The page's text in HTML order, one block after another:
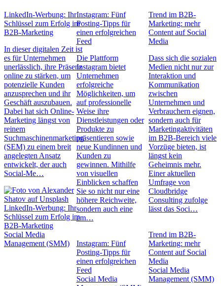
LinkedIn-Werbung: Ihr
Schlüssel zum Erfolg im
B2B-Marketing
In dieser digitalen Zeit ist
es für Unternehmen
unerlässlich, ihre Präsenz
online zu stärken, um
potenzielle Kunden
anzusprechen und ihr
Geschäft auszubauen.
Dabei hat sich Online-
Marketing längst von
reinem
Suchmaschinenmarketing
(SEM) zu einem breit
angelegten Ansatz
entwickelt, der auch
Social-Me…
LinkedIn-Werbung: Ihr
Schlüssel zum Erfolg im
B2B-Marketing
Social Media
Management (SMM)
Instagram: Fünf
Posting-Tipps für
einen erfolgreichen
Feed
Die Plattform
Instagram bietet
Unternehmen
erfolgreiche
Möglichkeiten, um
auf professionelle
Weise ihre
Dienstleistungen oder
Produkte zu
präsentieren sowie
neue Kundinnen und
Kunden zu
gewinnen. Mithilfe
von visuellen
Einblicken schaffen
Sie so nicht nur eine
höhere Reichweite,
sondern auch eine
em…
Instagram: Fünf
Posting-Tipps für
einen erfolgreichen
Feed
Social Media
Trend im B2B-
Marketing: mehr
Content auf Social
Media
Dass sich die sozialen
Medien nicht nur zur
Interaktion und
Kommunikation
zwischen
Unternehmen und
Verbrauchern eignen,
sondern auch für
Marketingaktivitäten
im B2B-Bereich viele
Vorzüge bieten, ist
längst kein
Geheimnis mehr.
Einer aktuellen
Umfrage von
Cloudbridge
Consulting zufolge
lässt das Soci…
Trend im B2B-
Marketing: mehr
Content auf Social
Media
Social Media
Management (SMM)